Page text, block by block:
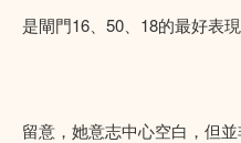
是閘門16、50、18的最好表現
留意，她意志中心空白，但並